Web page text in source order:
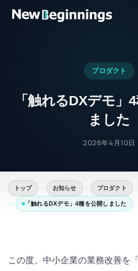
プロダクト
「触れるDXデモ」
ました
2026年4月10日
トップ お知らせ プロダクト
「触れるDXデモ」4種を公開しました
この度、中小企業の業務改善を